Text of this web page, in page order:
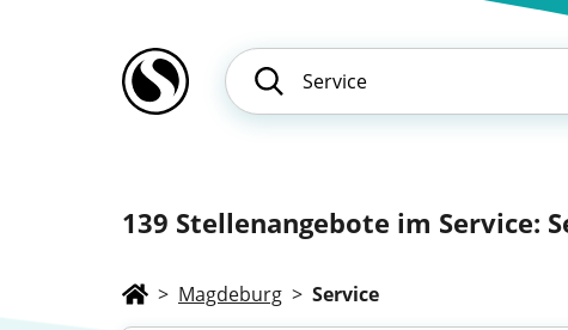
139 Stellenangebote im Service:
> Magdeburg > Service